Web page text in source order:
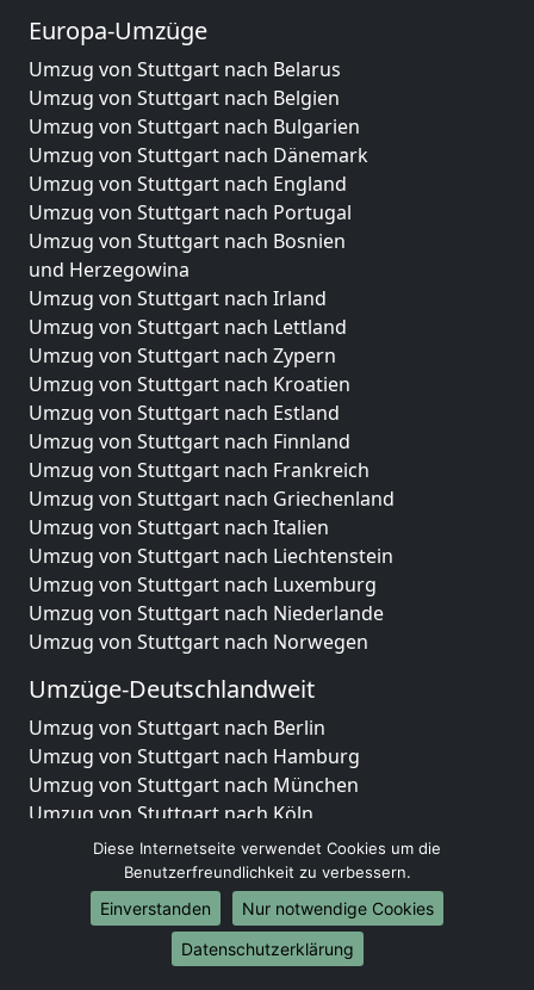
Europa-Umzüge
Umzug von Stuttgart nach Belarus
Umzug von Stuttgart nach Belgien
Umzug von Stuttgart nach Bulgarien
Umzug von Stuttgart nach Dänemark
Umzug von Stuttgart nach England
Umzug von Stuttgart nach Portugal
Umzug von Stuttgart nach Bosnien
und Herzegowina
Umzug von Stuttgart nach Irland
Umzug von Stuttgart nach Lettland
Umzug von Stuttgart nach Zypern
Umzug von Stuttgart nach Kroatien
Umzug von Stuttgart nach Estland
Umzug von Stuttgart nach Finnland
Umzug von Stuttgart nach Frankreich
Umzug von Stuttgart nach Griechenland
Umzug von Stuttgart nach Italien
Umzug von Stuttgart nach Liechtenstein
Umzug von Stuttgart nach Luxemburg
Umzug von Stuttgart nach Niederlande
Umzug von Stuttgart nach Norwegen
Umzüge-Deutschlandweit
Umzug von Stuttgart nach Berlin
Umzug von Stuttgart nach Hamburg
Umzug von Stuttgart nach München
Umzug von Stuttgart nach Köln
Umzug von Stuttgart nach Frankfurt am Main
Umzug von Stuttgart nach Stuttgart
Umzug von Stuttgart nach Düsseldorf
Umzug von Stuttgart nach Leipzig
Umzug von Stuttgart nach Dortmund
Diese Internetseite verwendet Cookies um die
Benutzerfreundlichkeit zu verbessern.
Einverstanden
Nur notwendige Cookies
Datenschutzerklärung